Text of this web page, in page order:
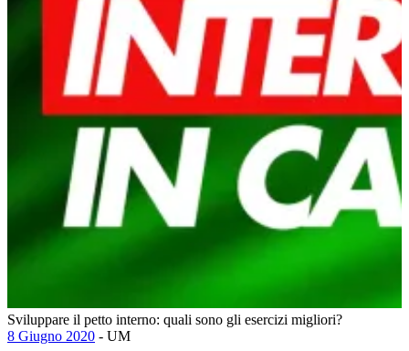
Sviluppare il petto interno: quali sono gli esercizi migliori?
8 Giugno 2020 - UM